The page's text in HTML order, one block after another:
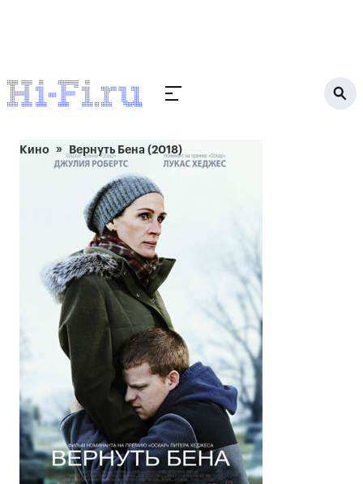
Кино Вернуть Бена (2018)